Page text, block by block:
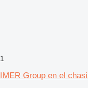
1
IMER Group en el